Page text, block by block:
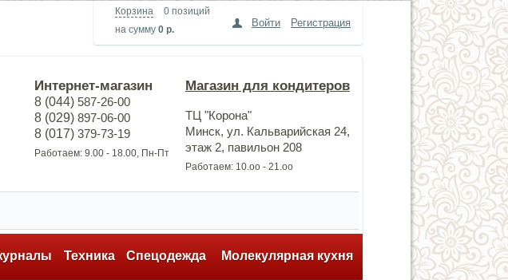
Корзина
0 позиций
на сумму 0 р.
Войти Регистрация
Интернет-магазин
8 (044) 587-26-00
8 (029) 897-06-00
8 (017) 379-73-19
Работаем: 9.00 - 18.00, Пн-Пт
Магазин для кондитеров
ТЦ "Корона"
Минск, ул. Кальварийская 24,
этаж 2, павильон 208
Работаем: 10.оо - 21.оо
Техника Спецодежда Молекулярная кухня